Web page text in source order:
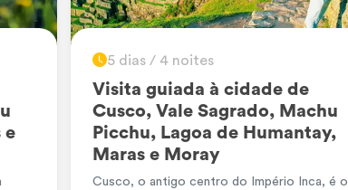
e
5 dias / 4 noites
Visita guiada à cidade de
Cusco, Vale Sagrado, Machu
Picchu, Lagoa de Humantay,
Maras e Moray
Cusco, o antigo centro do Império Inca, é o